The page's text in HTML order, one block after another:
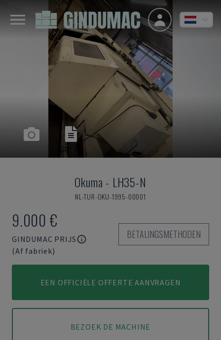
Okuma - LH35-N
NL-TUR-OKU-1995-00001
9.000 €
GINDUMAC PRIJS
(Af fabriek)
BETALINGSMETHODEN
EEN OFFICIËLE OFFERTE AANVRAGEN
BEZOEK DE MACHINE